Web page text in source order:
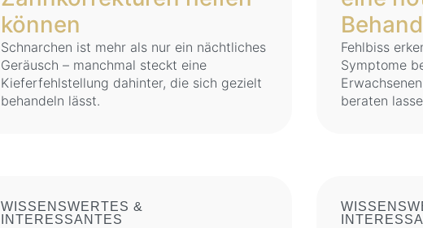
können
Schnarchen ist mehr als nur ein nächtliches
Geräusch – manchmal steckt eine
Kieferfehlstellung dahinter, die sich gezielt
behandeln lässt.
Fehlbiss
Symptome
beraten
WISSENSWERTES &
INTERESSANTES